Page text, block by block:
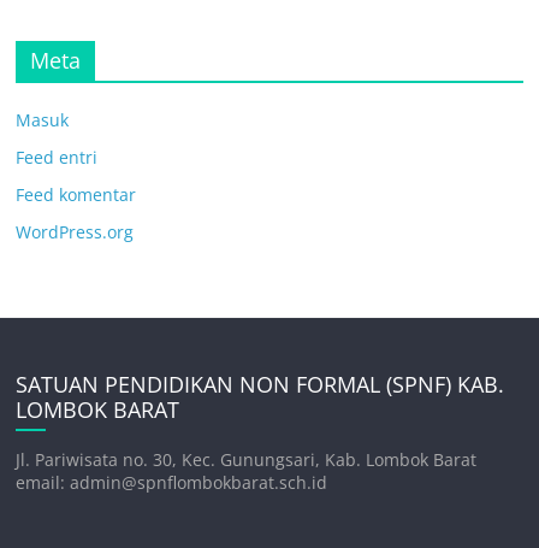
Meta
Masuk
Feed entri
Feed komentar
WordPress.org
SATUAN PENDIDIKAN NON FORMAL (SPNF) KAB.
LOMBOK BARAT
Jl. Pariwisata no. 30, Kec. Gunungsari, Kab. Lombok Barat
email: admin@spnflombokbarat.sch.id